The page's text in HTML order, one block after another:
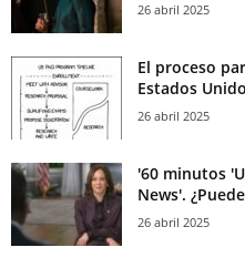
26 abril 2025
El proceso
Estados
26 abril 2025
'60 minutos
News'.
26 abril 2025